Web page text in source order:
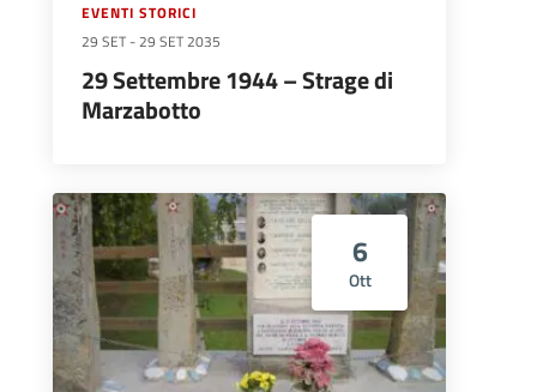
EVENTI STORICI
29 SET -29 SET 2035
29 Settembre 1944 – Strage di
Marzabotto
6
Ott